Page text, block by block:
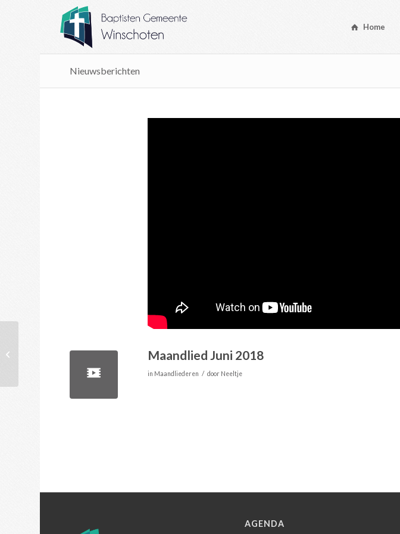
Home
Nieuwsberichten
Maandlied Juni 2018
in Maandliederen / door Neeltje
AGENDA
Prediking 29 April